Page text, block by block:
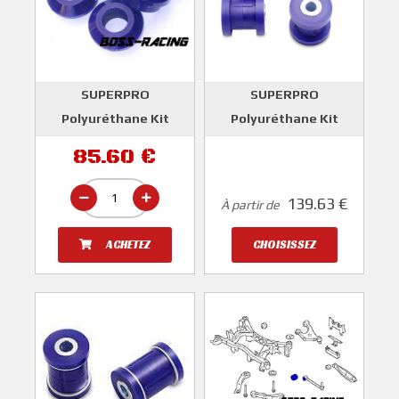
SUPERPRO
Polyuréthane Kit
Suspension Arrière
IMPREZA 2.0D et WRX
Et STI 2008-2014
SUPERPRO
85.60 €
ACHETEZ
SUPERPRO
Polyuréthane Kit
et WRX Et STI 2008-
2014
SUPERPRO
À partir de 139.63 €
CHOISISSEZ